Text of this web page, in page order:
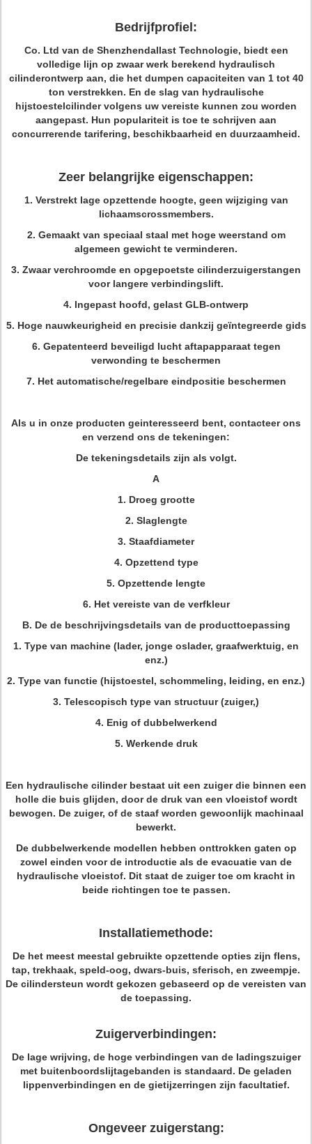
Bedrijfprofiel:
Co. Ltd van de Shenzhendallast Technologie, biedt een
volledige lijn op zwaar werk berekend hydraulisch
cilinderontwerp aan, die het dumpen capaciteiten van 1 tot 40
ton verstrekken. En de slag van hydraulische
hijstoestelcilinder volgens uw vereiste kunnen zou worden
aangepast. Hun populariteit is toe te schrijven aan
concurrerende tarifering, beschikbaarheid en duurzaamheid.
Zeer belangrijke eigenschappen:
1. Verstrekt lage opzettende hoogte, geen wijziging van
lichaamscrossmembers.
2. Gemaakt van speciaal staal met hoge weerstand om
algemeen gewicht te verminderen.
3. Zwaar verchroomde en opgepoetste cilinderzuigerstangen
voor langere verbindingslift.
4. Ingepast hoofd, gelast GLB-ontwerp
5. Hoge nauwkeurigheid en precisie dankzij geïntegreerde gids
6. Gepatenteerd beveiligd lucht aftapapparaat tegen
verwonding te beschermen
7. Het automatische/regelbare eindpositie beschermen
Als u in onze producten geinteresseerd bent, contacteer ons
en verzend ons de tekeningen:
De tekeningsdetails zijn als volgt.
A
1. Droeg grootte
2. Slaglengte
3. Staafdiameter
4. Opzettend type
5. Opzettende lengte
6. Het vereiste van de verfkleur
B. De de beschrijvingsdetails van de producttoepassing
1. Type van machine (lader, jonge oslader, graafwerktuig, en
enz.)
2. Type van functie (hijstoestel, schommeling, leiding, en enz.)
3. Telescopisch type van structuur (zuiger,)
4. Enig of dubbelwerkend
5. Werkende druk
Een hydraulische cilinder bestaat uit een zuiger die binnen een
holle die buis glijden, door de druk van een vloeistof wordt
bewogen. De zuiger, of de staaf worden gewoonlijk machinaal
bewerkt.
De dubbelwerkende modellen hebben onttrokken gaten op
zowel einden voor de introductie als de evacuatie van de
hydraulische vloeistof. Dit staat de zuiger toe om kracht in
beide richtingen toe te passen.
Installatiemethode:
De het meest meestal gebruikte opzettende opties zijn flens,
tap, trekhaak, speld-oog, dwars-buis, sferisch, en zweempje.
De cilindersteun wordt gekozen gebaseerd op de vereisten van
de toepassing.
Zuigerverbindingen:
De lage wrijving, de hoge verbindingen van de ladingszuiger
met buitenboordslijtagebanden is standaard. De geladen
lippenverbindingen en de gietijzerringen zijn facultatief.
Ongeveer zuigerstang: